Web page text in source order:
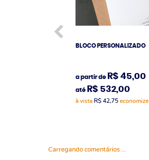
BLOCO PERSONALIZADO
a partir de R$ 45,00
até R$ 532,00
à vista R$ 42,75 economize
Carregando comentários ...